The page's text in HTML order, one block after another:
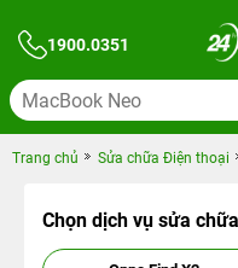
1900.0351
Trang chủ Sửa chữa Điện thoại
Chọn dịch vụ sửa